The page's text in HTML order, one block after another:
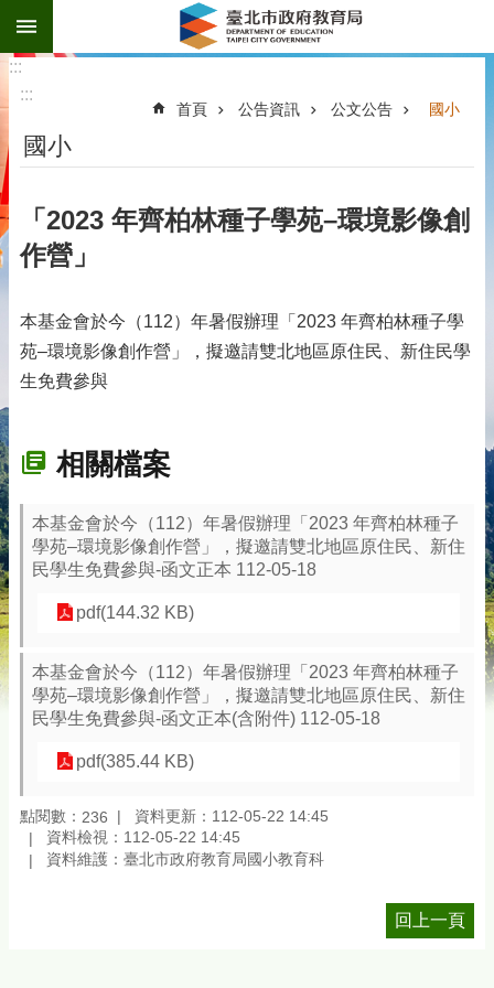
跳到主要內容區塊
:::
:::
首頁 公告資訊 公文公告 國小
國小
「2023 年齊柏林種子學苑–環境影像創
作營」
本基金會於今（112）年暑假辦理「2023 年齊柏林種子學
苑–環境影像創作營」，擬邀請雙北地區原住民、新住民學
生免費參與
相關檔案
本基金會於今（112）年暑假辦理「2023 年齊柏林種子
學苑–環境影像創作營」，擬邀請雙北地區原住民、新住
民學生免費參與-函文正本 112-05-18
pdf(144.32 KB)
本基金會於今（112）年暑假辦理「2023 年齊柏林種子
學苑–環境影像創作營」，擬邀請雙北地區原住民、新住
民學生免費參與-函文正本(含附件) 112-05-18
pdf(385.44 KB)
點閱數： 236
資料更新：112-05-22 14:45
資料檢視：112-05-22 14:45
資料維護：臺北市政府教育局國小教育科
回上一頁